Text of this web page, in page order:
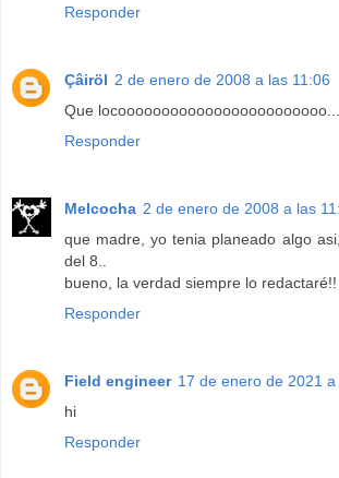
Responder
Çâiröl 2 de enero de 2008 a las 11:06
Que
Responder
Melcocha 2 de enero de 2008 a las
que madre, yo tenia planeado algo
del 8..
bueno, la verdad siempre lo redactaré!!
Responder
Field engineer 17 de enero de 2021 a
hi
Responder